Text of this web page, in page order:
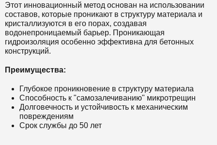
Этот инновационный метод основан на использовании
составов, которые проникают в структуру материала и
кристаллизуются в его порах, создавая
водонепроницаемый барьер. Проникающая
гидроизоляция особенно эффективна для бетонных
конструкций.
Преимущества:
Глубокое проникновение в структуру материала
Способность к "самозалечиванию" микротрещин
Долговечность и устойчивость к механическим
повреждениям
Срок службы до 50 лет